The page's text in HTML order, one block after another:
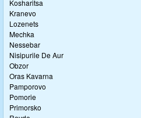
Kosharitsa
Kranevo
Lozenets
Mechka
Nessebar
Nisipurile De Aur
Obzor
Oras Kavarna
Pamporovo
Pomorie
Primorsko